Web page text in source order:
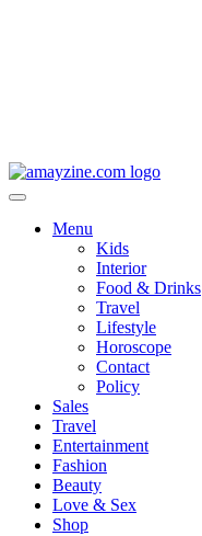
Menu
Kids
Interior
Food & Drinks
Travel
Lifestyle
Horoscope
Contact
Policy
Sales
Travel
Entertainment
Fashion
Beauty
Love & Sex
Shop